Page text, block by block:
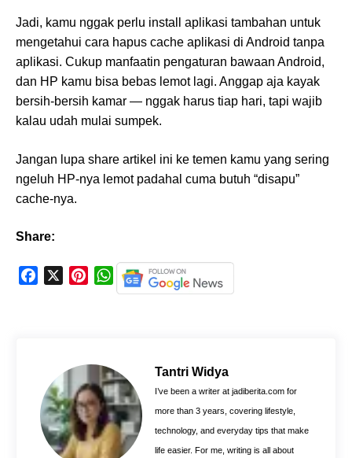
Jadi, kamu nggak perlu install aplikasi tambahan untuk
mengetahui cara hapus cache aplikasi di Android tanpa
aplikasi. Cukup manfaatin pengaturan bawaan Android,
dan HP kamu bisa bebas lemot lagi. Anggap aja kayak
bersih-bersih kamar — nggak harus tiap hari, tapi wajib
kalau udah mulai sumpek.
Jangan lupa share artikel ini ke temen kamu yang sering
ngeluh HP-nya lemot padahal cuma butuh “disapu”
cache-nya.
Share:
k
e
s
t
W
h
A
p
p
Tantri Widya
I’ve been a writer at jadiberita.com for
more than 3 years, covering lifestyle,
technology, and everyday tips that make
life easier. For me, writing is all about